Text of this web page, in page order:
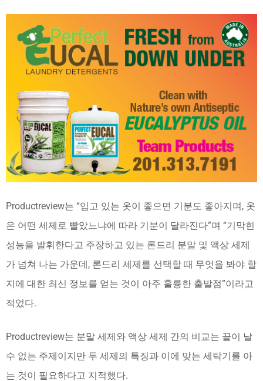
Productreview는 “입고 있는 옷이 좋으면 기분도 좋아지며, 옷
은 어떤 세제로 빨았느냐에 따라 기분이 달라진다”며 “기막힌
성능을 발휘한다고 주장하고 있는 론드리 분말 및 액상 세제
가 넘쳐 나는 가운데, 론드리 세제를 선택할 때 무엇을 봐야 할
지에 대한 최신 정보를 얻는 것이 아주 훌륭한 출발점”이라고
적었다.
Productreview는 분말 세제와 액상 세제 간의 비교는 끝이 날
수 없는 주제이지만 두 세제의 특징과 이에 맞는 세탁기를 아
는 것이 필요하다고 지적했다.